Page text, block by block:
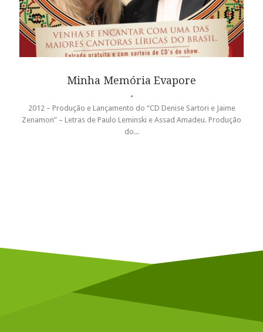
Minha Memória Evapore
•
2012 – Produção e Lançamento do “CD Denise Sartori e Jaime
Zenamon” – Letras de Paulo Leminski e Assad Amadeu. Produção
do...